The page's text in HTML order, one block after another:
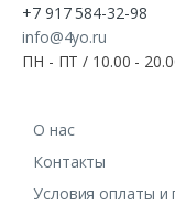
+7 917 584-32-98
info@4yo.ru
ПН - ПТ / 10.00 -
О нас
Контакты
Условия оплаты и